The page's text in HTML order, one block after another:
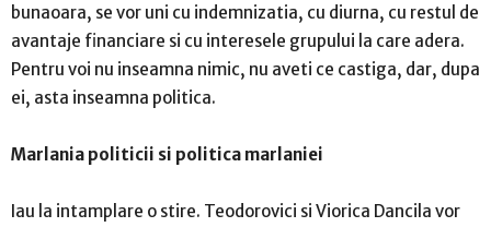
bunaoara, se vor uni cu indemnizatia, cu diurna, cu restul de
avantaje financiare si cu interesele grupului la care adera.
Pentru voi nu inseamna nimic, nu aveti ce castiga, dar, dupa
ei, asta inseamna politica.
Marlania politicii si politica marlaniei
Iau la intamplare o stire. Teodorovici si Viorica Dancila vor